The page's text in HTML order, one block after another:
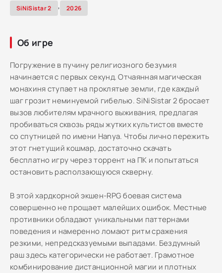
SiNiSistar 2 , 2026
Об игре
Погружение в пучину религиозного безумия
начинается с первых секунд. Отчаянная магическая
монахиня ступает на проклятые земли, где каждый
шаг грозит неминуемой гибелью. SiNiSistar 2 бросает
вызов любителям мрачного выживания, предлагая
пробиваться сквозь ряды жутких культистов вместе
со спутницей по имени Hanya. Чтобы лично пережить
этот гнетущий кошмар, достаточно скачать
бесплатно игру через торрент на ПК и попытаться
остановить расползающуюся скверну.
В этой хардкорной экшен-RPG боевая система
совершенно не прощает малейших ошибок. Местные
противники обладают уникальными паттернами
поведения и намеренно ломают ритм сражения
резкими, непредсказуемыми выпадами. Бездумный
раш здесь категорически не работает. Грамотное
комбинирование дистанционной магии и плотных